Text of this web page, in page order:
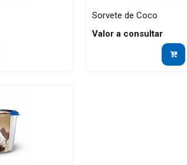
Sorvete de Coco
Valor a consultar